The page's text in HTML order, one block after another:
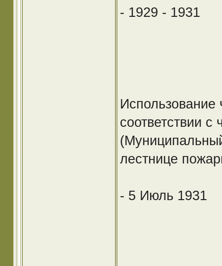
- 1929 - 1931
Использование
соответствии
лестнице
- 5 Июль 1931